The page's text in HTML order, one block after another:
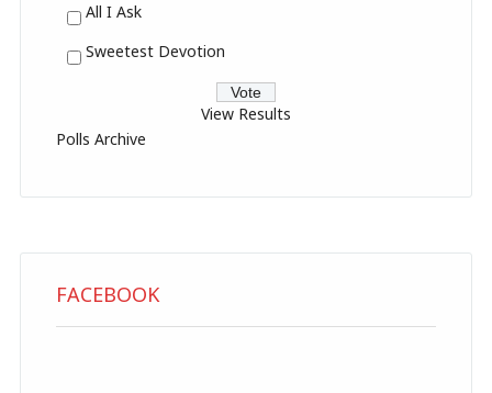
All I Ask
Sweetest Devotion
View Results
Polls Archive
FACEBOOK